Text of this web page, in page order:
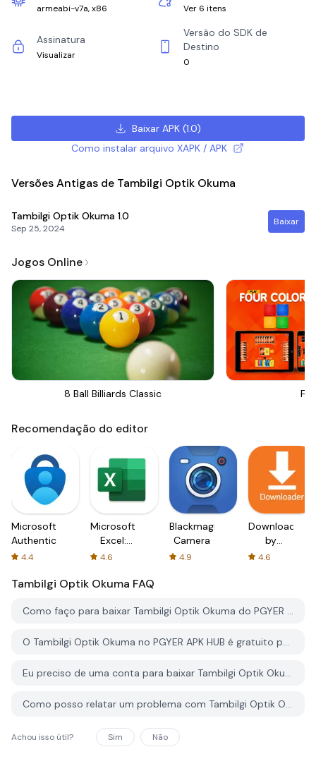
armeabi-v7a, x86 Ver 6 itens
Assinatura
Visualizar
Versão do SDK de
Destino
0
Baixar APK(1.0)
Como instalar arquivo XAPK / APK
Versões Antigas de Tambilgi Optik Okuma
Tambilgi Optik Okuma 1.0
Sep 25, 2024
Baixar
Jogos Online
8 Ball Billiards Classic
Recomendação do editor
Microsoft
Authenticator
4.4
Microsoft
Excel:
Spreadsheets
4.6
Blackmagic
Camera
4.9
Downloader
by
AFTVnews
4.6
Tambilgi Optik Okuma FAQ
Como faço para baixar Tambilgi Optik Okuma do PGYER APK HUB?
O Tambilgi Optik Okuma no PGYER APK HUB é gratuito para baixar?
Eu preciso de uma conta para baixar Tambilgi Optik Okuma do PGYER APK HUB?
Como posso relatar um problema com Tambilgi Optik Okuma no PGYER APK HUB?
Achou isso útil? Sim Não